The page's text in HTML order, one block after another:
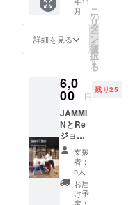
ます。
この理
念に共
感して
方に送
りま
しく
オープ
ンした
「くる
みの
ノ宮・
地下鉄
都島駅
近く）
にて講
演を開
催しま
す。こ
ちらの
講演に
参加で
月
詳細を見る
こ
の
リ
タ
ー
ン
を
選
択
す
る
6,0
00 円
残り25
JAMMI
NとRe
ジョブ
のコラ
ボTシャ
ツ！ 今
年の7月
に、
支援
者：
5人
お届
け予